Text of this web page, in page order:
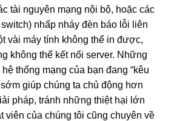
tài nguyên mạng nội bộ, hoặc các
nhấp nháy đèn báo lỗi liên
vài máy tính không thể in được,
không thể kết nối server. Những
thống mạng của bạn đang “kêu
giúp chúng ta chủ động hơn
pháp, tránh những thiệt hại lớn
viên của chúng tôi cũng chuyên về